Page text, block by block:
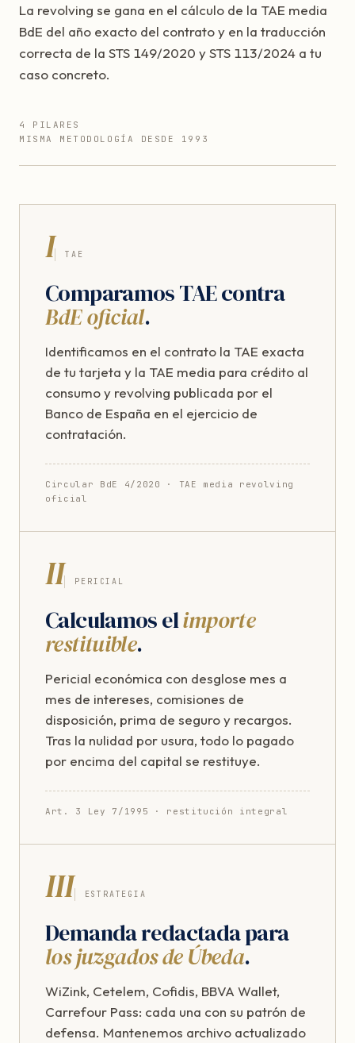
La revolving se gana en el cálculo de la TAE media
BdE del año exacto del contrato y en la traducción
correcta de la STS 149/2020 y STS 113/2024 a tu
caso concreto.
4 PILARES
MISMA METODOLOGÍA DESDE 1993
I TAE
Comparamos TAE contra
BdE oficial.
Identificamos en el contrato la TAE exacta
de tu tarjeta y la TAE media para crédito al
consumo y revolving publicada por el
Banco de España en el ejercicio de
contratación.
Circular BdE 4/2020 · TAE media revolving
oficial
II PERICIAL
Calculamos elimporte
restituible.
Pericial económica con desglose mes a
mes de intereses, comisiones de
disposición, prima de seguro y recargos.
Tras la nulidad por usura, todo lo pagado
por encima del capital se restituye.
Art. 3 Ley 7/1995 · restitución integral
III ESTRATEGIA
Demanda redactada para
los juzgados de Úbeda.
WiZink, Cetelem, Cofidis, BBVA Wallet,
Carrefour Pass: cada una con su patrón de
defensa. Mantenemos archivo actualizado